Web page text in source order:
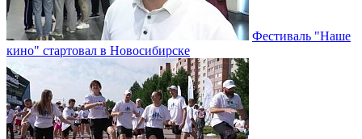
Фестиваль "Наше
кино" стартовал в Новосибирске